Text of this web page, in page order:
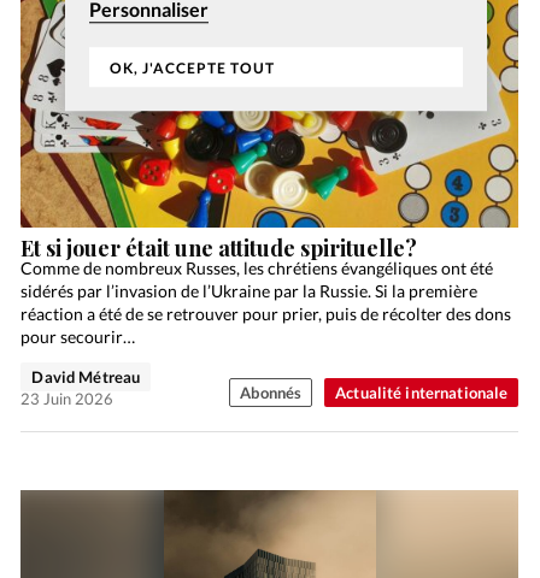
Personnaliser
OK, J'ACCEPTE TOUT
Actualité internationale
Et si jouer était une attitude spirituelle?
Comme de nombreux Russes, les chrétiens évangéliques ont été
sidérés par l’invasion de l’Ukraine par la Russie. Si la première
réaction a été de se retrouver pour prier, puis de récolter des dons
pour secourir…
David Métreau
23 Juin 2026
Abonnés